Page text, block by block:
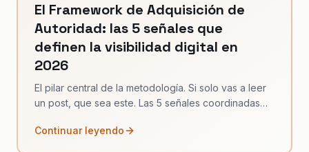
El Framework de Adquisición de
Autoridad: las 5 señales que
definen la visibilidad digital en
2026
El pilar central de la metodología. Si solo vas a leer
un post, que sea este. Las 5 señales coordinadas
Continuar leyendo